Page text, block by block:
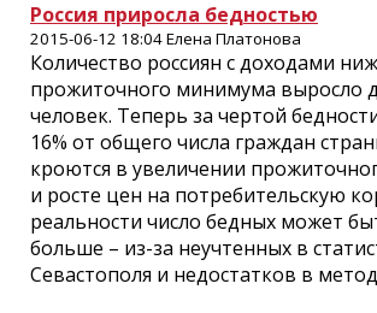
Россия приросла бедностью
2015-06-12 18:04 Елена Платонова
Количество россиян с доходами
прожиточного минимума выросло
человек. Теперь за чертой
16% от общего числа граждан
кроются в увеличении
и росте цен на потребительскую
реальности число бедных может
больше – из-за неучтенных в
Севастополя и недостатков в